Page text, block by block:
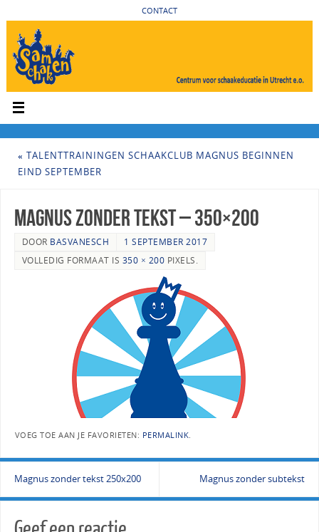
CONTACT
« TALENTTRAININGEN SCHAAKCLUB MAGNUS BEGINNEN
EIND SEPTEMBER
Magnus zonder tekst – 350×200
DOOR BASVANESCH
1 SEPTEMBER 2017
VOLLEDIG FORMAAT IS 350 × 200 PIXELS.
VOEG TOE AAN JE FAVORIETEN: PERMALINK
Magnus zonder tekst 250x200 Magnus zonder subtekst